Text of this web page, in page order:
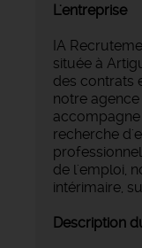
L'entreprise
IA
située à
des contrats
notre
recherche
de l'emploi,
intérimaire,
Description